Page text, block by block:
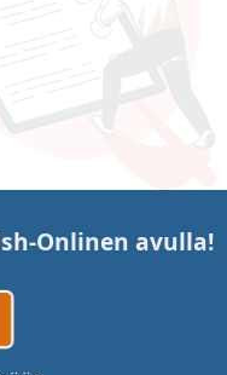
Onlinen avulla!